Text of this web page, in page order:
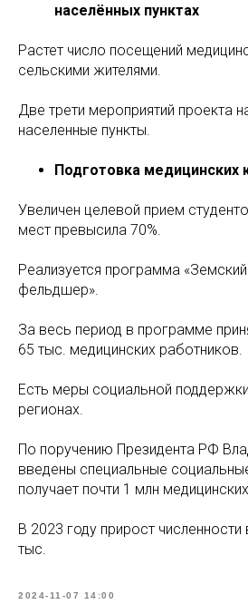
населённых пунктах
Растет число посещений
сельскими жителями.
Две трети мероприятий проекта
населенные пункты.
Подготовка медицинских
Увеличен целевой прием
мест превысила 70%.
Реализуется программа
фельдшер».
За весь период в программе
65 тыс. медицинских работников.
Есть меры социальной
регионах.
По поручению Президента РФ
введены специальные
получает почти 1 млн
В 2023 году прирост численности
тыс.
2024-11-07 14:00